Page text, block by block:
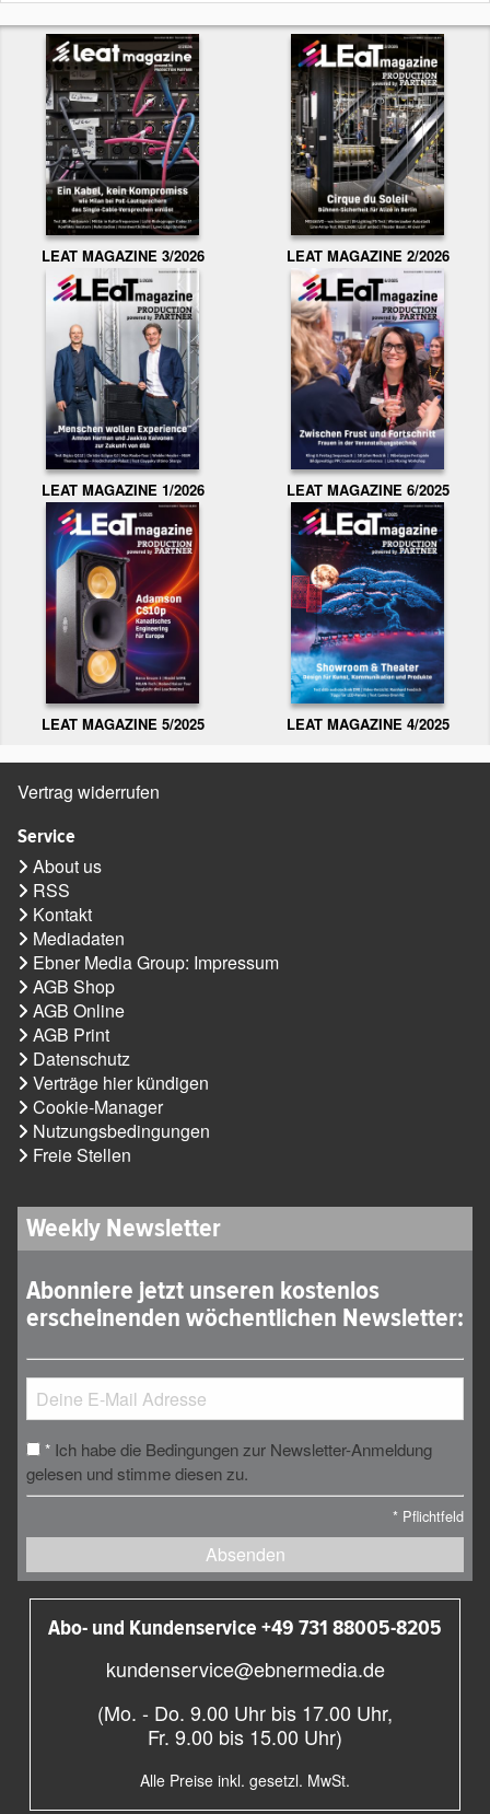
LEAT MAGAZINE 3/2026 LEAT MAGAZINE 2/2026
LEAT MAGAZINE 1/2026 LEAT MAGAZINE 6/2025
LEAT MAGAZINE 5/2025 LEAT MAGAZINE 4/2025
Vertrag widerrufen
Service
About us
RSS
Kontakt
Mediadaten
Ebner Media Group: Impressum
AGB Shop
AGB Online
AGB Print
Datenschutz
Verträge hier kündigen
Cookie-Manager
Nutzungsbedingungen
Freie Stellen
Weekly Newsletter
Abonniere jetzt unseren kostenlos
erscheinenden wöchentlichen Newsletter:
* Ich habe die Bedingungen zur Newsletter-Anmeldung
gelesen und stimme diesen zu.
* Pflichtfeld
Absenden
Abo- und Kundenservice +49 731 88005-8205
kundenservice@ebnermedia.de
(Mo. - Do. 9.00 Uhr bis 17.00 Uhr,
Fr. 9.00 bis 15.00 Uhr)
Alle Preise inkl. gesetzl. MwSt.